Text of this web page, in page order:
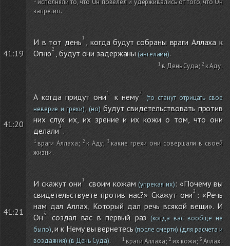
запретил.
41:19
И в тот день
, когда будут собраны враги Аллаха к
Огню
, будут они задержаны (ангелами).
в День Суда; к Аду.
41:20
А когда придут они к нему
(то станут отрицать свое
неверие и грехи) (но)будут свидетельствовать против
них слух их, их зрение и их кожи о том, что они
делали .
враги Аллаха; к Аду;
какие грехи они совершали в своей
жизни.
41:21
И скажут они своим кожам(упрекая их): «Почему вы
свидетельствуете против нас?» Скажут они : «Речь
нам дал Аллах, Который дал речь всякой вещи». И
Он
создал вас в первый раз (когда вас вообще не
было), и к Нему вы вернетесь(после смерти)(для расчета и
воздаяния) (в День Суда). враги Аллаха; их кожи; Аллах.